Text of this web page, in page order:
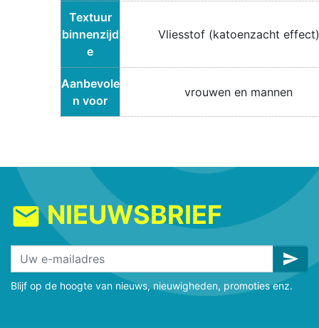
Textuur
binnenzijd
e
Vliesstof (katoenzacht effect)
Aanbevole
n voor
vrouwen en mannen
mailNIEUWSBRIEF
send
Blijf op de hoogte van nieuws, nieuwigheden, promoties enz.